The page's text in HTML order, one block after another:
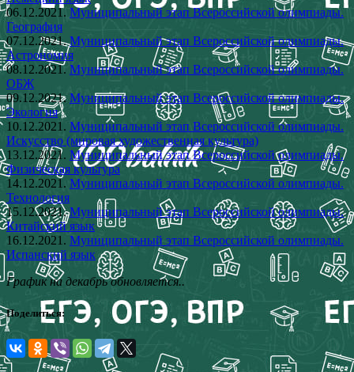
06.12.2021. Муниципальный этап Всероссийской олимпиады.
География
07.12.2021.Муниципальный этап Всероссийской олимпиады.
Астрономия
08.12.2021.Муниципальный этап Всероссийской олимпиады.
ОБЖ
09.12.2021.Муниципальный этап Всероссийской олимпиады.
Экология
10.12.2021. Муниципальный этап Всероссийской олимпиады.
Искусство (мировая художественная культура)
13.12.2021. Муниципальный этап Всероссийской олимпиады.
Физическая культура
14.12.2021. Муниципальный этап Всероссийской олимпиады.
Технология
15.12.2021.Муниципальный этап Всероссийской олимпиады.
Китайский язык
16.12.2021. Муниципальный этап Всероссийской олимпиады.
Испанский язык
График на декабрь обновляется..
Поделиться: